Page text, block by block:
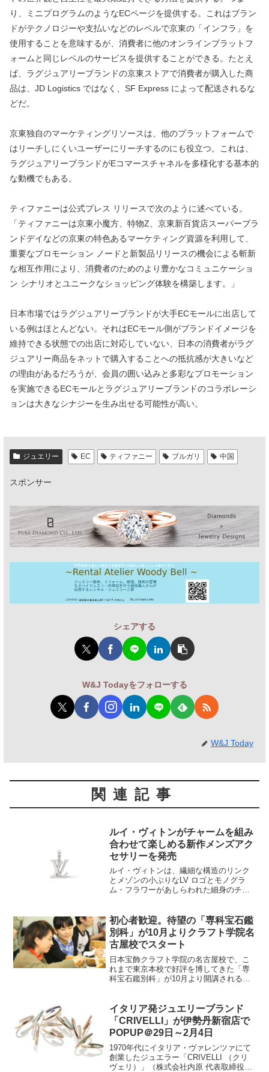
り、ミニプログラムのようなECページを提供する。これはブラン
ドがテクノロジーや支払いなどのレベルで京東の「インフラ」を
使用することを意味するが、消費者に他のオンラインプラットフ
ォームと同じレベルのサービスを提供することができる。たとえ
ば、ラグジュアリーブランドの京東ストアで消費者が購入した商
品は、JD Logistics ではなく、SF Express によって配送されるな
どだ。
京東独自のマーケティングリソースは、他のプラットフォームで
はリーチしにくいユーザーにリーチするのにも役立つ。これは、
ラグジュアリーブランドがEコマースチャネルを多様化する基本的
な動機でもある。
ティファニーは公式プレス リリースで次のように述べている。
「ティファニーは京東小魔方、特物Z、京東新百貨店スーパーブラ
ンドデイなどの京東の特色あるマーケティング資源を利用して、
重要なプロモーション ノードと新製品リリースの機会による斬新
な相互作用により、消費者のためのより豊かなコミュニケーショ
ン シナリオとユニークなショッピング体験を構築します。」
日本市場ではラグジュアリーブランドが大手ECモールに出店して
いる例はほとんどない。それはECモール側がブランドイメージを
維持できる状態での出店に対応していない、日本の消費者がラグ
ジュアリー商品をネットで購入することへの抵抗感が大きいなど
の理由があるだろうが、会員の囲い込みと多彩なプロモーション
を実施できるECモールとラグジュアリーブランドのコラボレーシ
ョンは大きなシナジーを生み出せる可能性が高い。
ジュエリー EC ティファニー ブルガリ 中国
スポンサー
シェアする
W&J Todayをフォローする
W&J Today
関連記事
ルイ・ヴィトンがチャームを組み
合わせて楽しめる新作メンズアク
セサリーを発売
ルイ・ヴィトンは、繊細な構造のリンク
とメゾンの小ぶりなLV ロゴとモノグラ
ム・フラワーがあしらわれた細身のチェ
び心溢れる新作メンズアクセサリーを発
売しました。「チェーン...
初心者歓迎。待望の「専科宝石鑑
別科」が10月よりクラフト学院名
古屋校でスタート
日本宝飾クラフト学院の名古屋校で、こ
れまで東京本校で好評を博してきた「専
科宝石鑑別科」が10月より開講されるこ
で、宝石の仕入れや販売で必要となる知
識と鑑別実技を身につける...
イタリア発ジュエリーブランド
「CRIVELLI」が伊勢丹新宿店で
POPUP＠29日～2月4日
1970年代にイタリア・ヴァレンツァにて
創業したジュエラー「CRIVELLI （クリ
ヴェリ）」（株式会社内原 代表取締役社